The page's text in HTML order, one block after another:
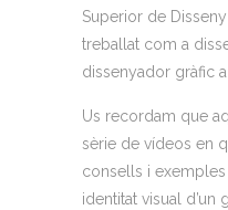
Superior de
treballat com a
dissenyador gràfic
Us recordam que
sèrie de vídeos en
consells i
identitat visual d’un